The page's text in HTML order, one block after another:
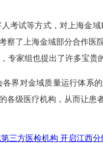
试等方式，对上海金域
了上海金域部分合作
专家组也提出了许多宝
对金域质量运行体系
级医疗机构，从而让患
三方医检机构 开启江西